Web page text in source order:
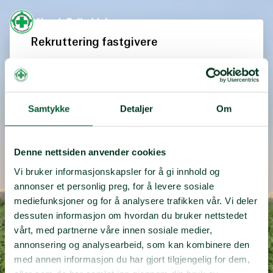
Samtykke Detaljer Om
Denne nettsiden anvender cookies
Vi bruker informasjonskapsler for å gi innhold og
annonser et personlig preg, for å levere sosiale
mediefunksjoner og for å analysere trafikken vår. Vi deler
dessuten informasjon om hvordan du bruker nettstedet
vårt, med partnerne våre innen sosiale medier,
annonsering og analysearbeid, som kan kombinere den
med annen informasjon du har gjort tilgjengelig for dem,
Rekruttering fastgivere
Fortsett videre
Fortsett med
Resultater · Personvern